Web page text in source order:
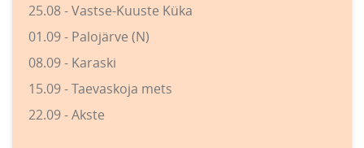
25.08 - Vastse-Kuuste Küka
01.09 - Palojärve (N)
08.09 - Karaski
15.09 - Taevaskoja mets
22.09 - Akste